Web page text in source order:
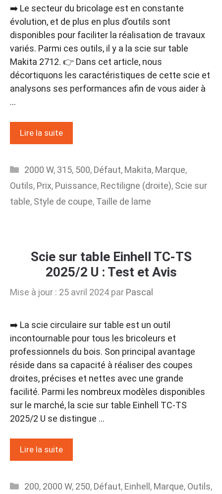
➡️ Le secteur du bricolage est en constante
évolution, et de plus en plus d’outils sont
disponibles pour faciliter la réalisation de travaux
variés. Parmi ces outils, il y a la scie sur table
Makita 2712. 👉 Dans cet article, nous
décortiquons les caractéristiques de cette scie et
analysons ses performances afin de vous aider à
…
Lire la suite
Catégories
2000 W, 315, 500, Défaut, Makita, Marque,
Outils, Prix, Puissance, Rectiligne (droite), Scie sur
table, Style de coupe, Taille de lame
Scie sur table Einhell TC-TS
2025/2 U : Test et Avis
Mise à jour : 25 avril 2024 par Pascal
➡️ La scie circulaire sur table est un outil
incontournable pour tous les bricoleurs et
professionnels du bois. Son principal avantage
réside dans sa capacité à réaliser des coupes
droites, précises et nettes avec une grande
facilité. Parmi les nombreux modèles disponibles
sur le marché, la scie sur table Einhell TC-TS
2025/2 U se distingue …
Lire la suite
Catégories
200, 2000 W, 250, Défaut, Einhell , Marque, Outils,